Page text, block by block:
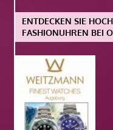
ENTDECKEN SIE
FASHIONUHREN BEI